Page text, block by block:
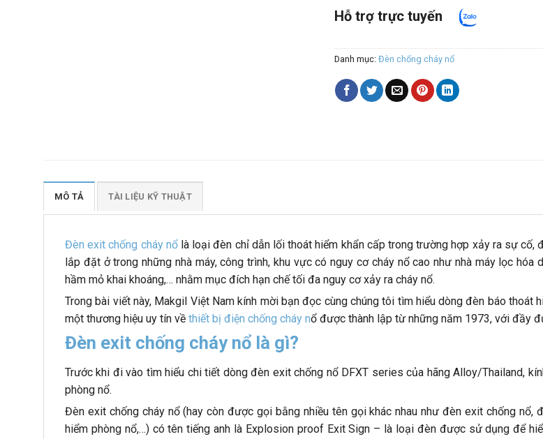
Hỗ trợ trực tuyến
Sale 1 Sale 2
Danh mục: Đèn chống cháy nổ
MÔ TẢ TÀI LIỆU KỸ THUẬT
Đèn exit chống cháy nổlà loại đèn chỉ dẫn lối thoát hiểm khẩn cấp trong trường hợp xảy ra sự
lắp đặt ở trong những nhà máy, công trình, khu vực có nguy cơ cháy nổ cao như nhà máy lọc
hầm mỏ khai khoáng,… nhằm mục đích hạn chế tối đa nguy cơ xảy ra cháy nổ.
Trong bài viết này, Makgil Việt Nam kính mời bạn đọc cùng chúng tôi tìm hiểu dòng đèn báo
một thương hiệu uy tín về thiết bị điện chống cháy nổ được thành lập từ những năm 1973, với đầy
Đèn exit chống cháy nổ là gì?
Trước khi đi vào tìm hiểu chi tiết dòng đèn exit chống nổ DFXT series của hãng Alloy/Thailand,
phòng nổ.
Đèn exit chống cháy nổ (hay còn được gọi bằng nhiều tên gọi khác nhau như đèn exit chống nổ,
hiểm phòng nổ,…) có tên tiếng anh là Explosion proof Exit Sign – là loại đèn được sử dụng để